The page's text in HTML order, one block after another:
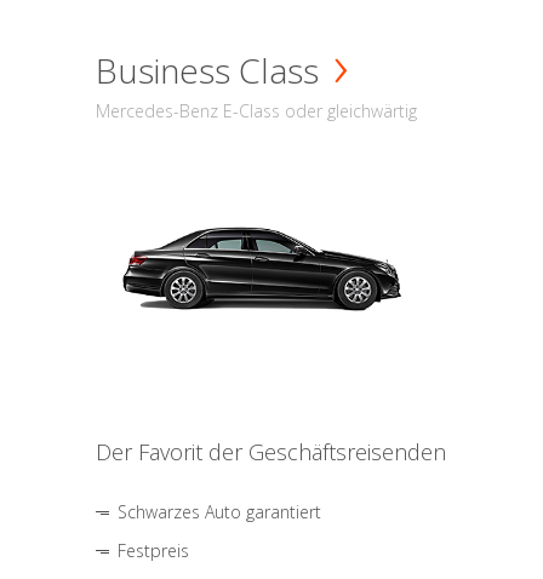
Business Class
Mercedes-Benz E-Class oder gleichwärtig
Der Favorit der Geschäftsreisenden
Schwarzes Auto garantiert
Festpreis